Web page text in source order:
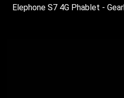
Elephone S7 4G Phablet -